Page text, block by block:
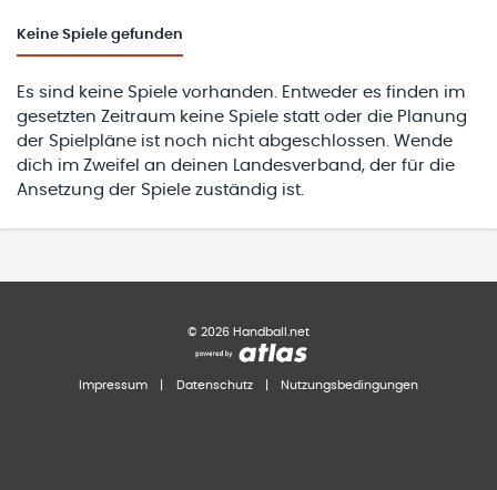
Keine Spiele gefunden
Es sind keine Spiele vorhanden. Entweder es finden im
gesetzten Zeitraum keine Spiele statt oder die Planung
der Spielpläne ist noch nicht abgeschlossen. Wende
dich im Zweifel an deinen Landesverband, der für die
Ansetzung der Spiele zuständig ist.
© 2026 Handball.net
Impressum Datenschutz Nutzungsbedingungen